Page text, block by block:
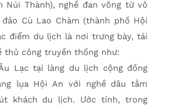
Núi Thành), nghề đan võng từ vỏ
Cù Lao Chàm (thành phố Hội
điểm du lịch là nơi trưng bày, tái
thủ công truyền thống như:
Lạc tại làng du lịch cộng đồng
lụa Hội An với nghề dâu tằm
khách du lịch. Ước tính, trong